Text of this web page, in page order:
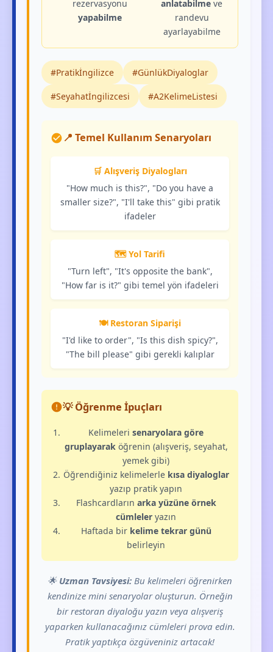
rezervasyonu
yapabilme
anlatabilme ve
randevu
ayarlayabilme
#Pratikİngilizce #GünlükDiyaloglar
#Seyahatİngilizcesi #A2KelimeListesi
📍 Temel Kullanım Senaryoları
🛒 Alışveriş Diyalogları
"How much is this?", "Do you have a
smaller size?", "I'll take this" gibi pratik
ifadeler
🗺️ Yol Tarifi
"Turn left", "It's opposite the bank",
"How far is it?" gibi temel yön ifadeleri
🍽️ Restoran Siparişi
"I'd like to order", "Is this dish spicy?",
"The bill please" gibi gerekli kalıplar
💡 Öğrenme İpuçları
Kelimelerisenaryolara göre
gruplayaraköğrenin (alışveriş, seyahat,
yemek gibi)
Öğrendiğiniz kelimelerle kısa diyaloglar
yazıp pratik yapın
Flashcardların arka yüzüne örnek
cümleler yazın
Haftada bir kelime tekrar günü
belirleyin
🌟 Uzman Tavsiyesi: Bu kelimeleri öğrenirken
kendinize mini senaryolar oluşturun. Örneğin
bir restoran diyaloğu yazın veya alışveriş
yaparken kullanacağınız cümleleri prova edin.
Pratik yaptıkça özgüveniniz artacak!